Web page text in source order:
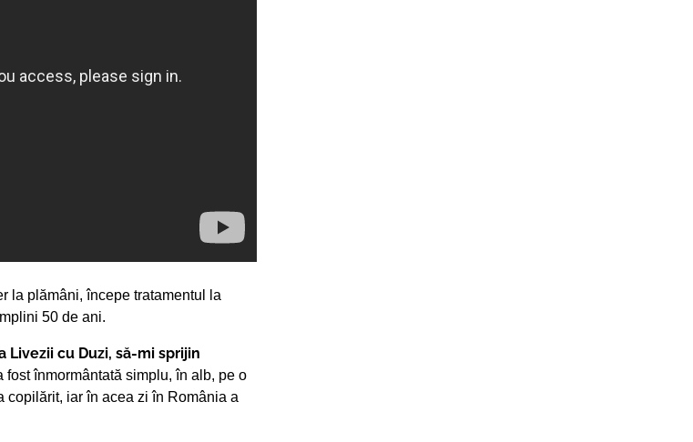
la plămâni, începe tratamentul la
50 de ani.
Livezii cu Duzi, să-mi sprijin
înmormântată simplu, în alb, pe o
copilărit, iar în acea zi în România a